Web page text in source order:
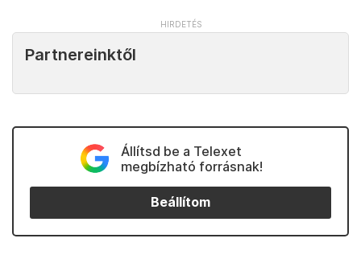
Partnereinktől
Állítsd be a Telexet
megbízható forrásnak!
Beállítom